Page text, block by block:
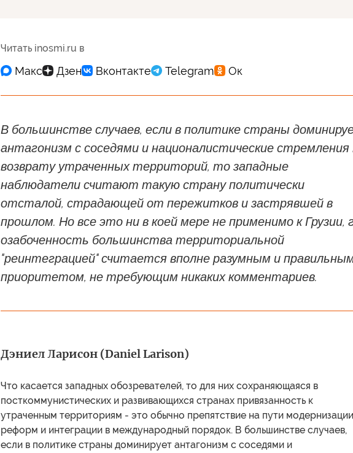
Читать inosmi.ru в
В большинстве случаев, если в политике страны
антагонизм с соседями и националистические стремления
возврату утраченных территорий, то западные
наблюдатели считают такую страну политически
отсталой, страдающей от пережитков и застрявшей в
прошлом. Но все это ни в коей мере не применимо к Грузии,
озабоченность большинства территориальной
"реинтеграцией" считается вполне разумным и
приоритетом, не требующим никаких комментариев.
Дэниел Ларисон (Daniel Larison)
Что касается западных обозревателей, то для них сохраняющаяся в
посткоммунистических и развивающихся странах привязанность к
утраченным территориям - это обычно препятствие на пути
реформ и интеграции в международный порядок. В большинстве случаев,
если в политике страны доминирует антагонизм с соседями и